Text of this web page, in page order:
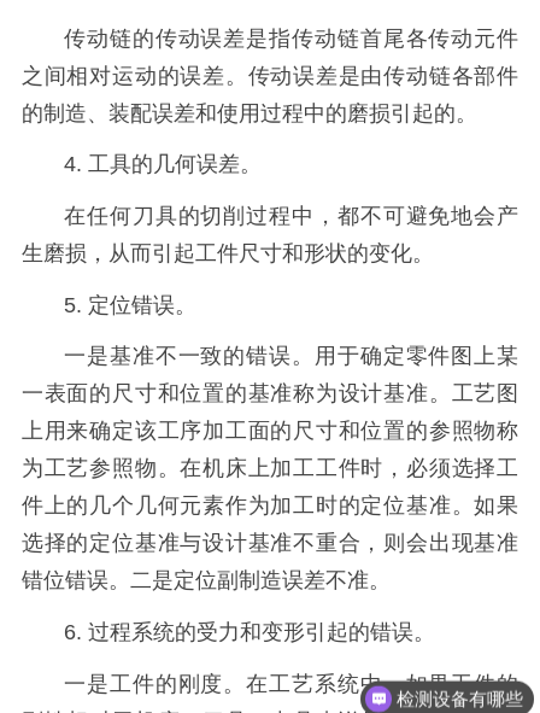
传动链的传动误差是指传动链首尾各传动元件
之间相对运动的误差。传动误差是由传动链各部件
的制造、装配误差和使用过程中的磨损引起的。
4. 工具的几何误差。
在任何刀具的切削过程中，都不可避免地会产
生磨损，从而引起工件尺寸和形状的变化。
5. 定位错误。
一是基准不一致的错误。用于确定零件图上某
一表面的尺寸和位置的基准称为设计基准。工艺图
上用来确定该工序加工面的尺寸和位置的参照物称
为工艺参照物。在机床上加工工件时，必须选择工
件上的几个几何元素作为加工时的定位基准。如果
选择的定位基准与设计基准不重合，则会出现基准
错位错误。二是定位副制造误差不准。
6. 过程系统的受力和变形引起的错误。
一是工件的刚度。在工艺系统中，如果工件的
检测设备有哪些